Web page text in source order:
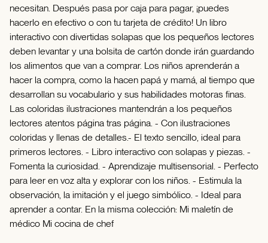
necesitan. Después pasa por caja para pagar, ¡puedes
hacerlo en efectivo o con tu tarjeta de crédito! Un libro
interactivo con divertidas solapas que los pequeños lectores
deben levantar y una bolsita de cartón donde irán guardando
los alimentos que van a comprar. Los niños aprenderán a
hacer la compra, como la hacen papá y mamá, al tiempo que
desarrollan su vocabulario y sus habilidades motoras finas.
Las coloridas ilustraciones mantendrán a los pequeños
lectores atentos página tras página. - Con ilustraciones
coloridas y llenas de detalles.- El texto sencillo, ideal para
primeros lectores. - Libro interactivo con solapas y piezas. -
Fomenta la curiosidad. - Aprendizaje multisensorial. - Perfecto
para leer en voz alta y explorar con los niños. - Estimula la
observación, la imitación y el juego simbólico. - Ideal para
aprender a contar. En la misma colección: Mi maletín de
médico Mi cocina de chef